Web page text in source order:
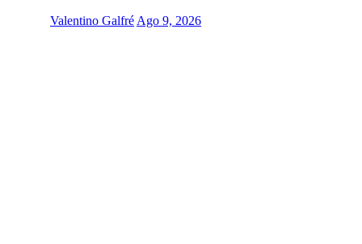
Valentino Galfré Ago 9, 2026